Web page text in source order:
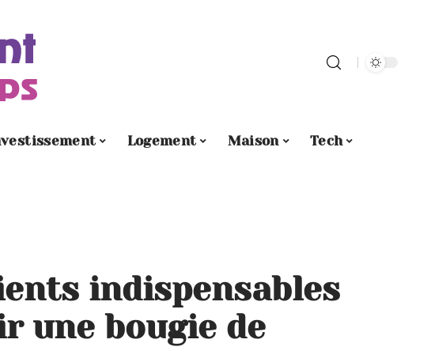
Logement Maison
Tech
indispensables
une bougie de